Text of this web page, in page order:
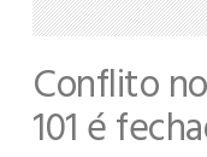
Conflito
101 é